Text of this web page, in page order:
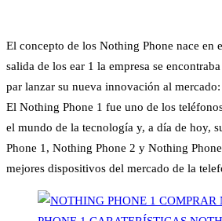
El concepto de los Nothing Phone nace en
salida de los ear 1 la empresa se
par lanzar su nueva innovación al
El Nothing Phone 1 fue uno de los
el mundo de la tecnología y, a día de hoy,
Phone 1, Nothing Phone 2 y Nothing
mejores dispositivos del mercado de la